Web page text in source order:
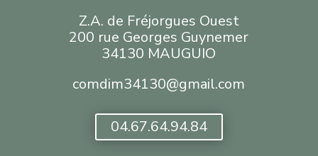
Z.A. de Fréjorgues Ouest
200 rue Georges Guynemer
34130 MAUGUIO
comdim34130@gmail.com
04.67.64.94.84